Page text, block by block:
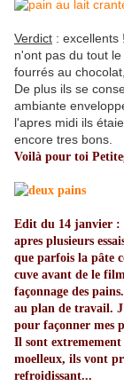
Verdict : excellents
n'ont pas du tout
fourrés au
De plus ils se
ambiante
l'apres midi ils
encore tres bons.
Voilà pour toi
Edit du 14 janvier :
apres plusieurs
que parfois la pâte
cuve avant de le
façonnage des
au plan de travail.
pour façonner mes
Il sont
moelleux, ils vont
refroidissant...